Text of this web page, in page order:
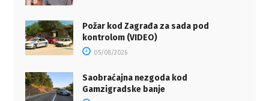
Požar kod Zagrađa za sada pod
kontrolom (VIDEO)
05/08/2026
Saobraćajna nezgoda kod
Gamzigradske banje